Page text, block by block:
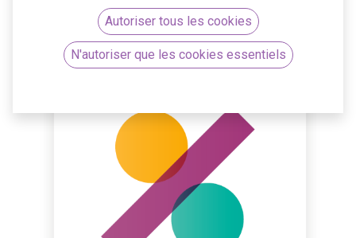
Autoriser tous les cookies
N'autoriser que les cookies essentiels